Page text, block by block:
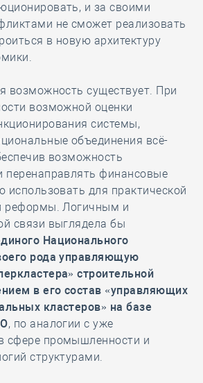
и за своими
не сможет реализовать
в новую архитектуру
возможность существует. При
возможной оценки
системы,
объединения всё-
возможность
перенаправлять финансовые
использовать для практической
реформы. Логичным и
связи выглядела бы
Национального
рода управляющую
строительной
в его состав «управляющих
кластеров» на базе
, по аналогии с уже
сфере промышленности и
структурами.